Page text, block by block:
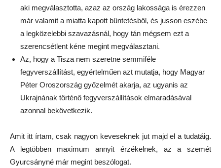
aki megválasztotta, azaz az ország lakossága is érezzen
már valamit a miatta kapott büntetésből, és jusson eszébe
a legközelebbi szavazásnál, hogy tán mégsem ezt a
szerencsétlent kéne megint megválasztani.
Az, hogy a Tisza nem szeretne semmiféle
fegyverszállítást, egyértelműen azt mutatja, hogy Magyar
Péter Oroszország győzelmét akarja, az ugyanis az
Ukrajnának történő fegyverszállítások elmaradásával
azonnal bekövetkezik.
Amit itt írtam, csak nagyon keveseknek jut majd el a tudatáig.
A legtöbben maximum annyit érzékelnek, az a szemét
Gyurcsányné már megint beszólogat.